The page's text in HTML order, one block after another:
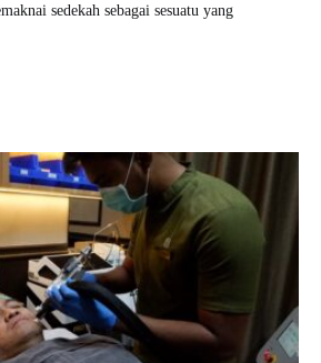
sedekah sebagai sesuatu yang